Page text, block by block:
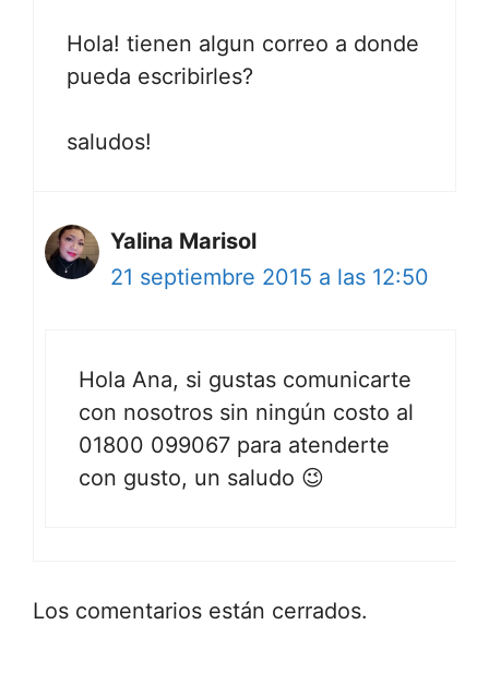
Hola! tienen algun correo a donde
pueda escribirles?
saludos!
Yalina Marisol
21 septiembre 2015 a las 12:50
Hola Ana, si gustas comunicarte
con nosotros sin ningún costo al
01800 099067 para atenderte
con gusto, un saludo 😉
Los comentarios están cerrados.